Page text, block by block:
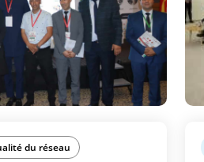
du réseau